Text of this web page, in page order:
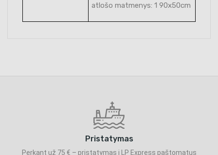
atlošo matmenys: 1 90x50cm
Pristatymas
Perkant už 75 € – pristatymas į LP Express paštomatus